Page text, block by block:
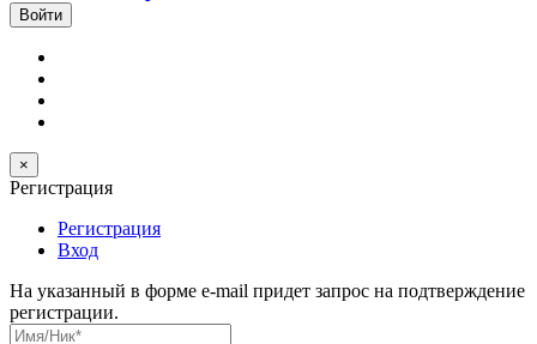
×
Регистрация
Регистрация
Вход
На указанный в форме e-mail придет запрос на подтверждение
регистрации.
Имя/Ник